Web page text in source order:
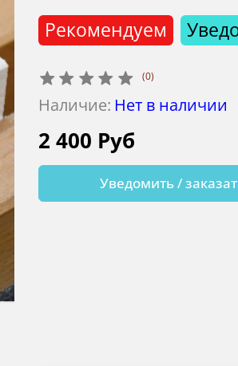
(0)
Наличие: Нет в наличии
Рекомендуем
2 400 Руб
Уведомить /